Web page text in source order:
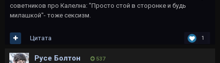
советников про Калелна: "Просто стой в сторонке и будь
милашкой"- тоже сексизм.
1
Цитата
Русе Болтон 537